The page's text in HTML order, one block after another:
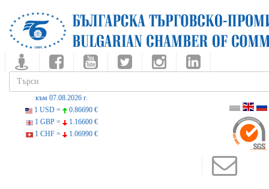
към 07.08.2026 г.
1 USD =
0.86690 €
1 GBP =
1.16600 €
1 CHF =
1.06990 €